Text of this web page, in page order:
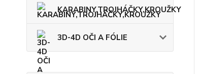
KARABINY,TROJHÁČKY,KROUŽKY
3D-4D OČI A FÓLIE